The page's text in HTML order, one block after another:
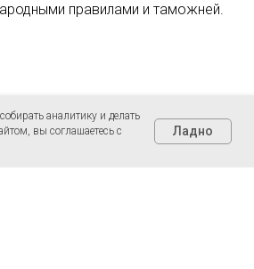
правилами и таможней.
аналитику и делать
вы соглашаетесь с
Ладно